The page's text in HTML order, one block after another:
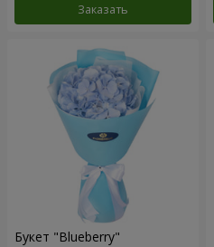
Заказать
Букет "Blueberry"